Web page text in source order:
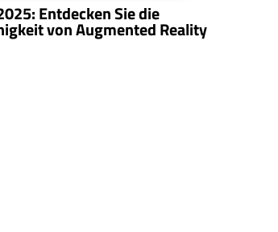
Entdecken Sie die
von Augmented Reality